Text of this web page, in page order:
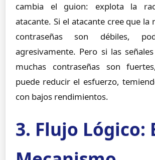
cambia el guion: explota la
atacante. Si el atacante cree que la
contraseñas son débiles,
agresivamente. Pero si las
muchas contraseñas son
puede reducir el esfuerzo,
con bajos rendimientos.
3. Flujo Lógico: